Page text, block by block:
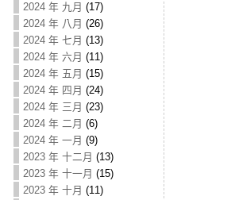
2024 年 九月 (17)
2024 年 八月 (26)
2024 年 七月 (13)
2024 年 六月 (11)
2024 年 五月 (15)
2024 年 四月 (24)
2024 年 三月 (23)
2024 年 二月 (6)
2024 年 一月 (9)
2023 年 十二月 (13)
2023 年 十一月 (15)
2023 年 十月 (11)